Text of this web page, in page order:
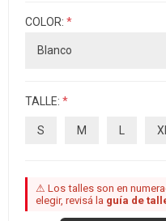
COLOR: *
TALLE: *
S M L XL
⚠ Los talles son en
elegir, revisá la guía de